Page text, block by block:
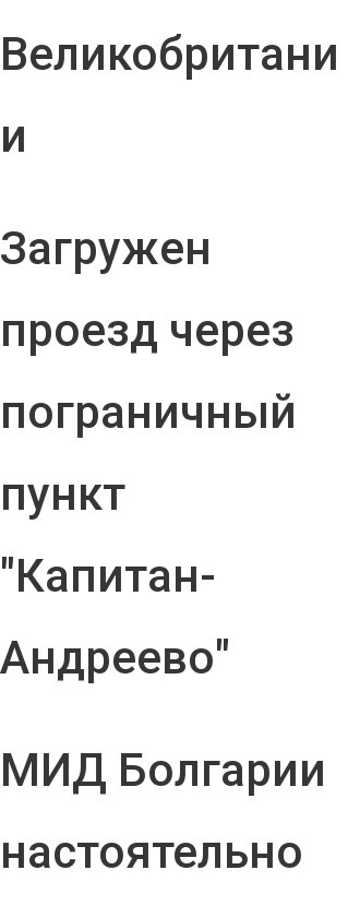
Великобритани
и
Загружен
проезд через
пограничный
пункт
"Капитан-
Андреево"
МИД Болгарии
настоятельно